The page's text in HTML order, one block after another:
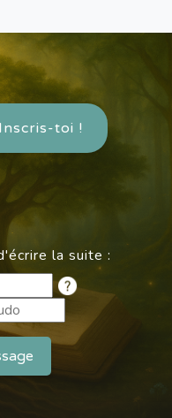
Inscris-toi !
la suite :